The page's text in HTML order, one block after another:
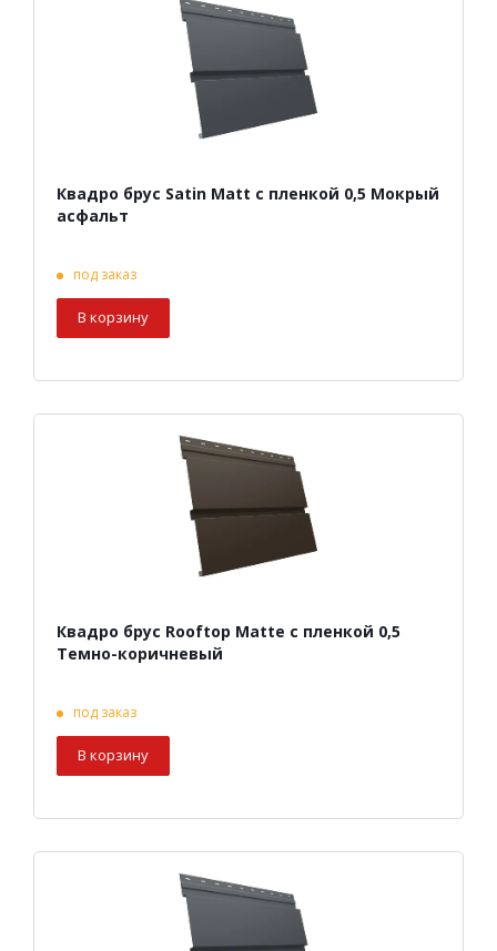
Квадро брус Satin Matt с пленкой 0,5 Мокрый
асфальт
под заказ
В корзину
Квадро брус Rooftop Matte с пленкой 0,5
Темно-коричневый
под заказ
В корзину